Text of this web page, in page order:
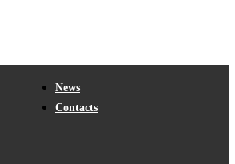
News
Contacts